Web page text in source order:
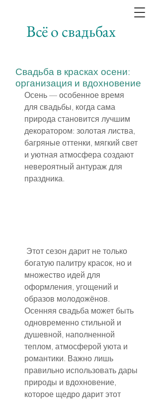
Всё о свадьбах
Свадьба в красках осени:
организация и вдохновение
Осень — особенное время
для свадьбы, когда сама
природа становится лучшим
декоратором: золотая листва,
багряные оттенки, мягкий свет
и уютная атмосфера создают
невероятный антураж для
праздника.
Этот сезон дарит не только
богатую палитру красок, но и
множество идей для
оформления, угощений и
образов молодожёнов.
Осенняя свадьба может быть
одновременно стильной и
душевной, наполненной
теплом, атмосферой уюта и
романтики. Важно лишь
правильно использовать дары
природы и вдохновение,
которое щедро дарит этот